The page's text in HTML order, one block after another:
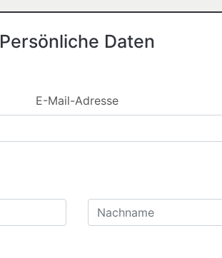
Persönliche Daten
E-Mail-Adresse